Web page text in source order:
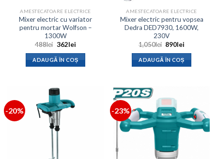
AMESTECATOARE ELECTRICE
Mixer electric cu variator
pentru mortar Wolfson –
1300W
488lei Prețul
a
fost:
488lei.
362leiPrețul
este:
362lei.
ADAUGĂ ÎN COȘ
AMESTECATOARE ELECTRICE
Mixer electric pentru vopsea
Dedra DED7930, 1600W,
230V
1,050lei Prețul
a
fost:
1,050lei.
890lei
ADAUGĂ ÎN COȘ
-20% -23%